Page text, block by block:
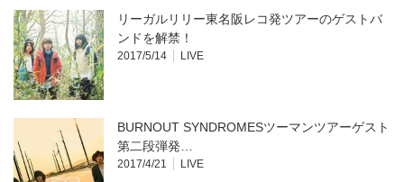
リーガルリリー東名阪レコ発ツアーのゲストバ
ンドを解禁！
2017/5/14 LIVE
BURNOUT SYNDROMESツーマンツアーゲスト
第二段弾発…
2017/4/21 LIVE